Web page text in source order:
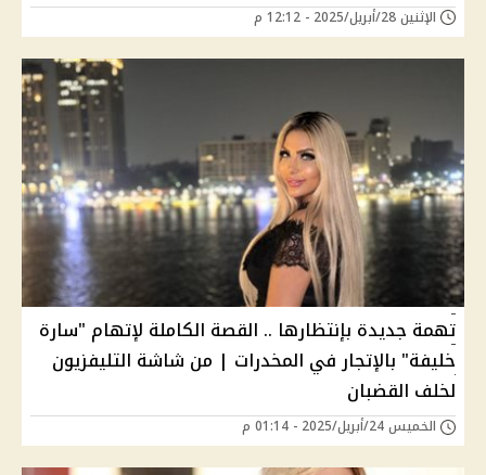
الإثنين 28/أبريل/2025 - 12:12 م
تهمة جديدة بإنتظارها .. القصة الكاملة لإتهام "سارة
خليفة" بالإتجار في المخدرات | من شاشة التليفزيون
لخلف القضبان
الخميس 24/أبريل/2025 - 01:14 م